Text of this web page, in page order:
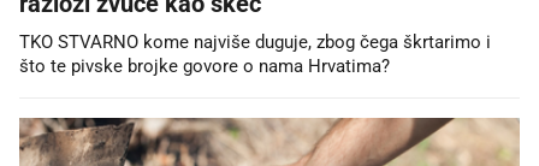
TKO STVARNO kome najviše duguje, zbog čega škrtarimo i
što te pivske brojke govore o nama Hrvatima?